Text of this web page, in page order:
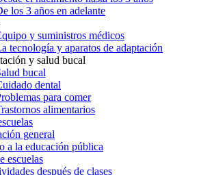
los 3 años en adelante
y suministros médicos
tecnología y aparatos de adaptación
y salud bucal
bucal
dental
para comer
alimentarios
general
a la educación pública
escuelas
después de clases